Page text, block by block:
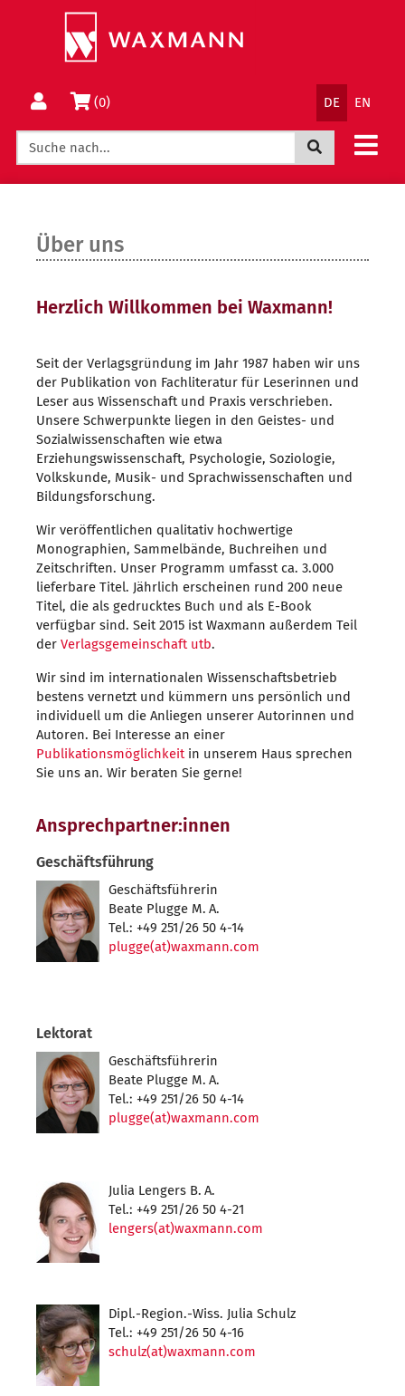
Springe
Wechsle
Warenkorb
(0) DE EN
Jetzt suchen
Über uns
Herzlich Willkommen bei Waxmann!
Seit der Verlagsgründung im Jahr 1987 haben wir uns
der Publikation von Fachliteratur für Leserinnen und
Leser aus Wissenschaft und Praxis verschrieben.
Unsere Schwerpunkte liegen in den Geistes- und
Sozialwissenschaften wie etwa
Erziehungswissenschaft, Psychologie, Soziologie,
Volkskunde, Musik- und Sprachwissenschaften und
Bildungsforschung.
Wir veröffentlichen qualitativ hochwertige
Monographien, Sammelbände, Buchreihen und
Zeitschriften. Unser Programm umfasst ca. 3.000
lieferbare Titel. Jährlich erscheinen rund 200 neue
Titel, die als gedrucktes Buch und als E-Book
verfügbar sind. Seit 2015 ist Waxmann außerdem Teil
der Verlagsgemeinschaft utb.
Wir sind im internationalen Wissenschafts­betrieb
bestens vernetzt und kümmern uns persönlich und
individuell um die Anliegen unserer Autorinnen und
Autoren. Bei Interesse an einer
Publikationsmöglichkeitin unserem Haus sprechen
Sie uns an. Wir beraten Sie gerne!
Ansprechpartner:innen
Geschäftsführung
Geschäftsführerin
Beate Plugge M. A.
Tel.: +49 251/26 50 4-14
plugge(at)waxmann.com
Lektorat
Geschäftsführerin
Beate Plugge M. A.
Tel.: +49 251/26 50 4-14
plugge(at)waxmann.com
Julia Lengers B. A.
Tel.: +49 251/26 50 4-21
lengers(at)waxmann.com
Dipl.-Region.-Wiss. Julia Schulz
Tel.: +49 251/26 50 4-16
schulz(at)waxmann.com